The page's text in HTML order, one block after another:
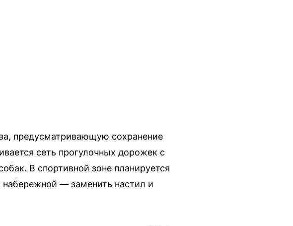
предусматривающую сохранение
сеть прогулочных дорожек с
В спортивной зоне планируется
набережной — заменить настил и